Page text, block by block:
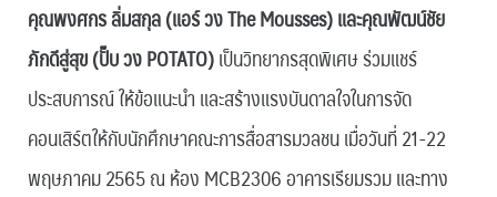
คุณพงศกร ลิ่มสกุล (แอร์ วง The Mousses) และคุณพัฒน์ชัย
ภักดีสู่สุข (ปั๊บ วง POTATO)เป็นวิทยากรสุดพิเศษ ร่วมแชร์
ประสบการณ์ ให้ข้อแนะนำ และสร้างแรงบันดาลใจในการจัด
คอนเสิร์ตให้กับนักศึกษาคณะการสื่อสารมวลชน เมื่อวันที่ 21-22
พฤษภาคม 2565 ณ ห้อง MCB2306 อาคารเรียมรวม และทาง